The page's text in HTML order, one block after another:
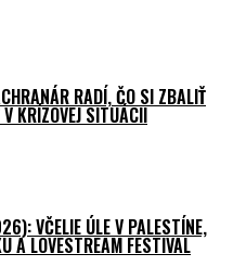
RADÍ, ČO SI ZBALIŤ
KRÍZOVEJ SITUÁCII
VČELIE ÚLE V PALESTÍNE,
A LOVESTREAM FESTIVAL